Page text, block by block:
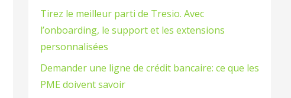
Tirez le meilleur parti de Tresio. Avec
l’onboarding, le support et les extensions
personnalisées
Demander une ligne de crédit bancaire: ce que les
PME doivent savoir